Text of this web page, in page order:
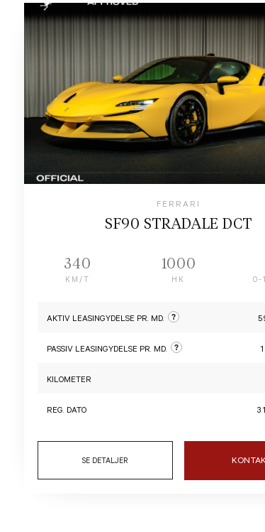
FERRARI
SF90 STRADALE DCT
340
KM/T
1000
HK 0-
AKTIV LEASINGYDELSE PR. MD. ?
PASSIV LEASINGYDELSE PR. MD. ?
KILOMETER
REG. DATO
SE DETALJER